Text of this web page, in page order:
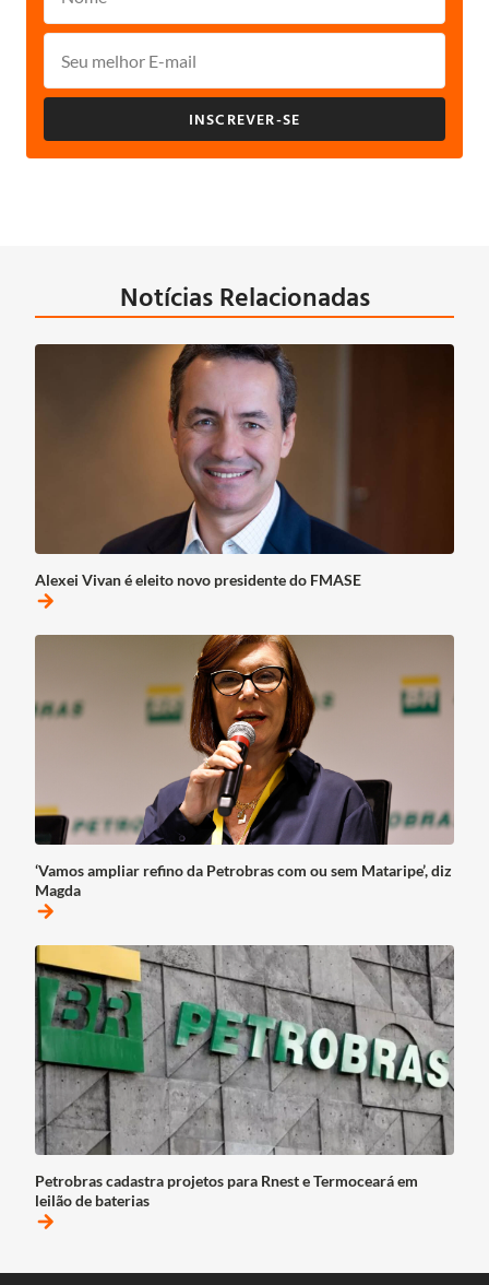
INSCREVER-SE
Notícias Relacionadas
Alexei Vivan é eleito novo presidente do FMASE
arrow_forward
‘Vamos ampliar refino da Petrobras com ou sem Mataripe’, diz
Magda
arrow_forward
Petrobras cadastra projetos para Rnest e Termoceará em
leilão de baterias
arrow_forward